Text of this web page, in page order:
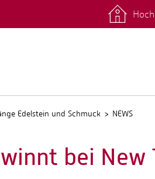
Kontakt Fachrichtungen
Edelstein und Schmuck NEWS
bei New